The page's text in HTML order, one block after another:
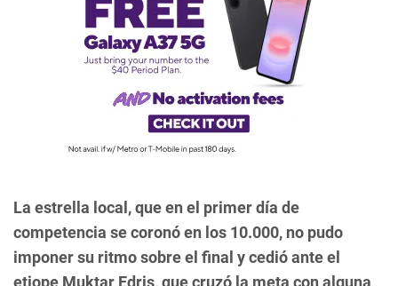
La estrella local, que en el primer día de
competencia se coronó en los 10.000, no pudo
imponer su ritmo sobre el final y cedió ante el
etiope Muktar Edris, que cruzó la meta con alguna